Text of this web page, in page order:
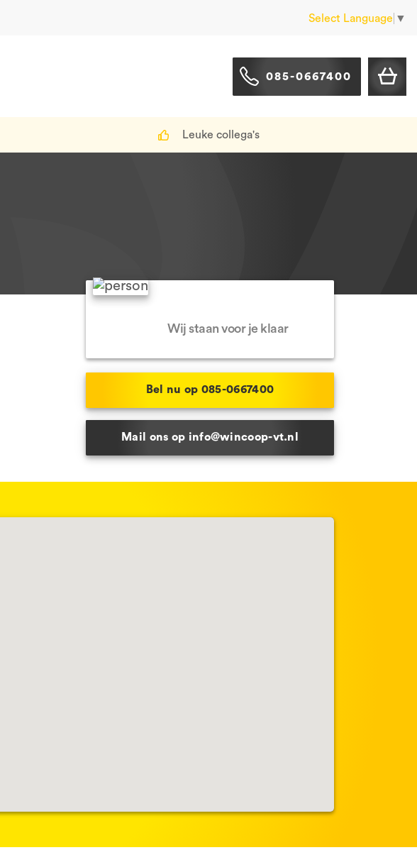
Select Language ▼
085-0667400
Leuke collega's
Wij staan voor je klaar
Bel nu op 085-0667400
Mail ons op info@wincoop-vt.nl